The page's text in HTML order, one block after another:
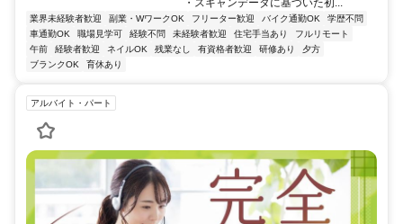
￣￣￣￣￣￣￣￣￣￣￣￣￣ ・スキャンデータに基づいた初...
業界未経験者歓迎 副業・WワークOK フリーター歓迎 バイク通勤OK
学歴不問
車通勤OK
職場見学可 経験不問 未経験者歓迎 住宅手当あり
フルリモート
午前
経験者歓迎 ネイルOK 残業なし 有資格者歓迎 研修あり
夕方
ブランクOK
育休あり
アルバイト・パート